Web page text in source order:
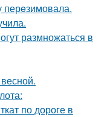
перeзимовала.
размножаться в
по дороге в